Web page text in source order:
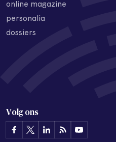
online magazine
personalia
dossiers
Volg ons